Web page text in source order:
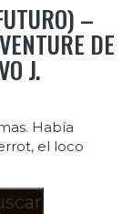
–
DE
J.
Había
el loco